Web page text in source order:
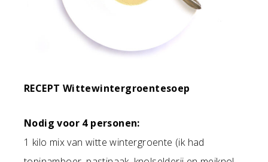
RECEPT Wittewintergroentesoep
Nodig voor 4 personen:
1 kilo mix van witte wintergroente (ik had